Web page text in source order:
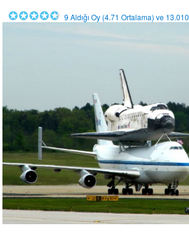
9 Aldığı Oy (4.71 Ortalama) ve 13.010